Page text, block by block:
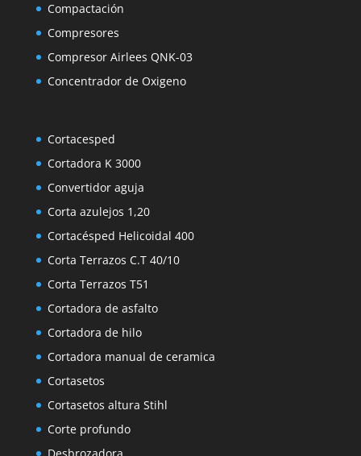
Compactación
Compresores
Compresor Airlees QNK-03
Concentrador de Oxigeno
Cortacesped
Cortadora K 3000
Convertidor aguja
Corta azulejos 1,20
Cortacésped Helicoidal 400
Corta Terrazos C.T 40/10
Corta Terrazos T51
Cortadora de asfalto
Cortadora de hilo
Cortadora manual de ceramica
Cortasetos
Cortasetos altura Stihl
Corte profundo
Desbrozadora